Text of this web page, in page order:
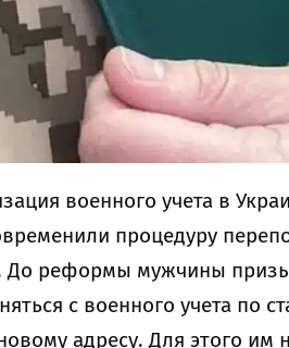
военного учета в
процедуру
До реформы мужчины
с военного учета по
адресу. Для этого